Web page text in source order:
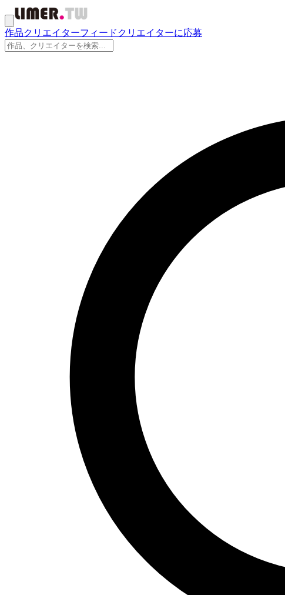
作品クリエイターフィード クリエイターに応募